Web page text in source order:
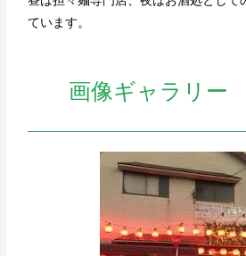
ています。
画像ギャラリー